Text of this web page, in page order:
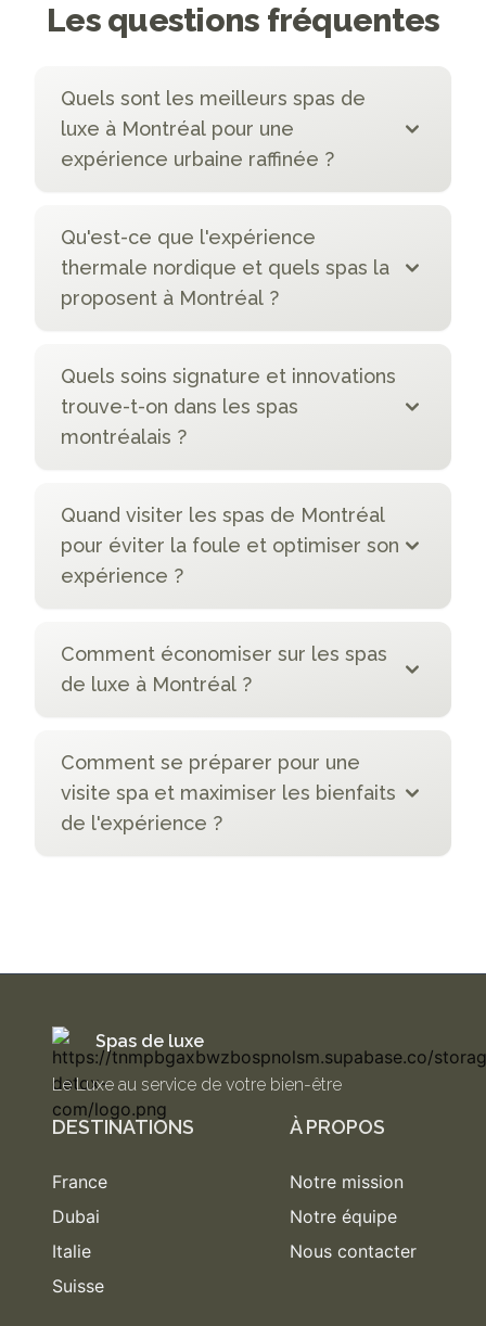
Les questions fréquentes
Quels sont les meilleurs spas de
luxe à Montréal pour une
expérience urbaine raffinée ?
Qu'est-ce que l'expérience
thermale nordique et quels spas la
proposent à Montréal ?
Quels soins signature et innovations
trouve-t-on dans les spas
montréalais ?
Quand visiter les spas de Montréal
pour éviter la foule et optimiser son
expérience ?
Comment économiser sur les spas
de luxe à Montréal ?
Comment se préparer pour une
visite spa et maximiser les bienfaits
de l'expérience ?
Spas de luxe
Le Luxe au service de votre bien-être
DESTINATIONS
France
Dubai
Italie
Suisse
À PROPOS
Notre mission
Notre équipe
Nous contacter